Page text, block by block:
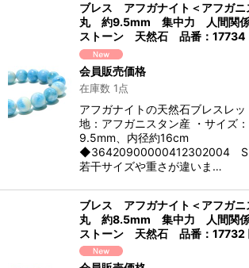
ブレス アフガナイト＜アフガ
丸 約9.5mm 集中力 人間関
ストーン 天然石 品番：17734
会員販売価格
在庫数 1点
アフガナイトの天然石ブレスレ
地：アフガニスタン産 ・サイズ
9.5mm、内径約16cm
◆36420900000412302004 S
若干サイズや重さが違いま…
ブレス アフガナイト＜アフガ
丸 約8.5mm 集中力 人間関
ストーン 天然石 品番：17732